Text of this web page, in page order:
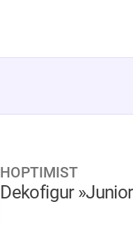
HOPTIMIST
Dekofigur